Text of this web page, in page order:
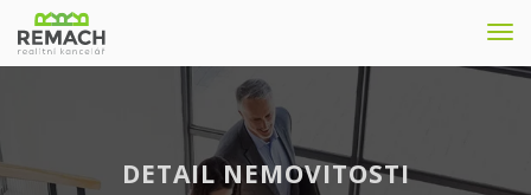
DETAIL NEMOVITOSTI